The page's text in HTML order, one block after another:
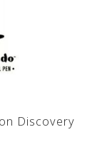
Discovery